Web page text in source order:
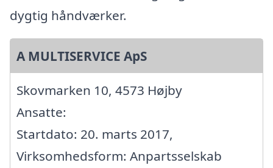
dygtig håndværker.
A MULTISERVICE ApS
Skovmarken 10, 4573 Højby
Ansatte:
Startdato: 20. marts 2017,
Virksomhedsform: Anpartsselskab